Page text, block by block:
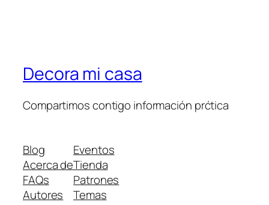
Decora mi casa
Compartimos contigo información prćtica
Blog
Acerca de
FAQs
Autores
Eventos
Tienda
Patrones
Temas